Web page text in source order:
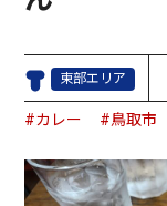
東部エリア
#カレー #鳥取市